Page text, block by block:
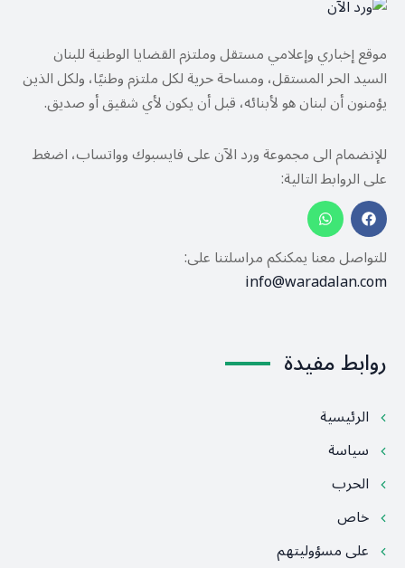
موقع إخباري وإعلامي مستقل وملتزم القضايا الوطنية للبنان
السيد الحر المستقل، ومساحة حرية لكل ملتزم وطنيًا، ولكل الذين
يؤمنون أن لبنان هو لأبنائه، قبل أن يكون لأي شقيق أو صديق.
للإنضمام الى مجموعة ورد الآن على فايسبوك وواتساب، اضغط
على الروابط التالية:
للتواصل معنا يمكنكم مراسلتنا على:
info@waradalan.com
روابط مفيدة
الرئيسية
سياسة
الحرب
خاص
على مسؤوليتهم